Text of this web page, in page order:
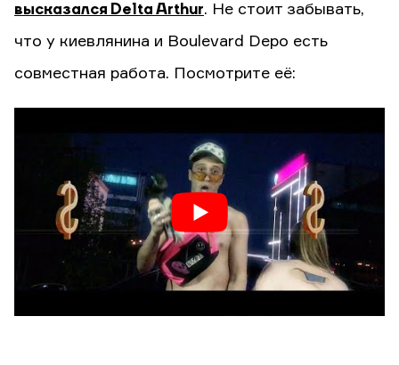
высказался Delta Arthur. Не стоит забывать,
что у киевлянина и Boulevard Depo есть
совместная работа. Посмотрите её: